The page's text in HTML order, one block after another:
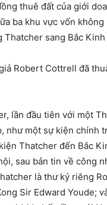
thuê đất của giới
ba khu vực vốn
sang Bắc
Robert Cottrell đã
lần đầu tiên với một
như một sự kiện chính
Thatcher đến Bắc
sau bản tin về công
là thư ký riêng
Sir Edward Youde;